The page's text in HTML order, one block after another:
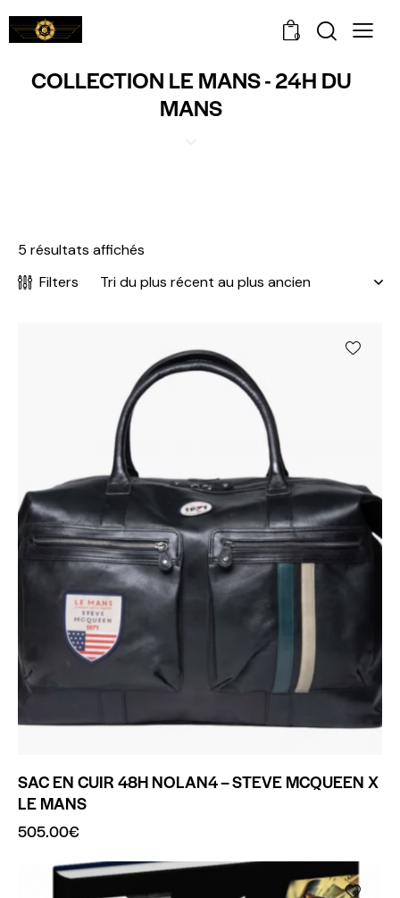
0
COLLECTION LE MANS - 24H DU
MANS
5 résultats affichés
Filters
SAC EN CUIR 48H NOLAN4 – STEVE MCQUEEN X
LE MANS
505.00€